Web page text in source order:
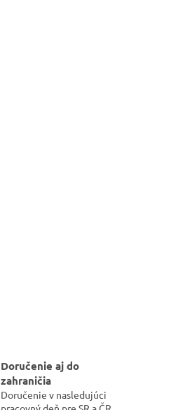
Doručenie aj do
zahraničia
Doručenie v nasledujúci